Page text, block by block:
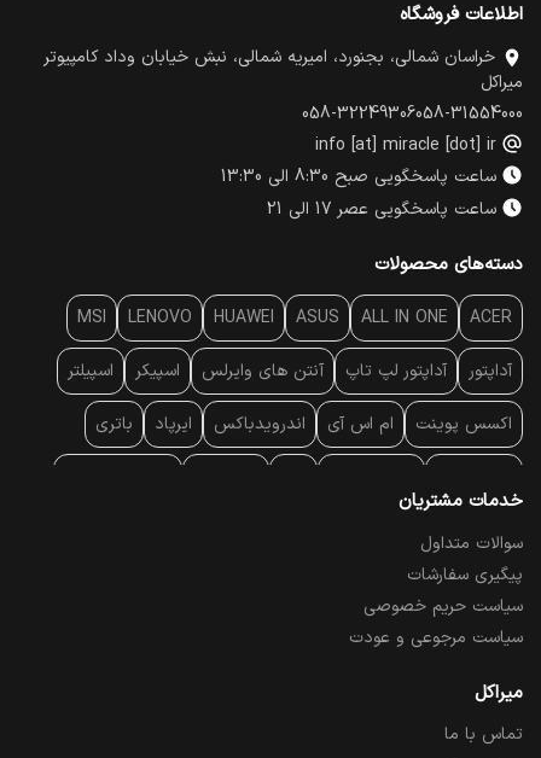
اطلاعات فروشگاه
خراسان شمالی، بجنورد، امیریه شمالی، نبش خیابان وداد کامپیوتر
میراکل
058-31554000
058-32249306
info [at] miracle [dot] ir
ساعت پاسخگویی صبح 8:30 الی 13:30
ساعت پاسخگویی عصر 17 الی 21
دسته‌های محصولات
ACER
ALL IN ONE
ASUS
HUAWEI
LENOVO
MSI
آداپتور آداپتور لپ تاپ آنتن‌ های وایرلس اسپیکر اسپیلتر
اکسس پوینت ام اس آی اندرویدباکس ایرپاد باتری
پایه سقفی
پرده نمایش
تبلت و موبایل تجهیزات پسیو شبکه
تلویزیون
درایو نوری
خدمات مشتریان
سوالات متداول
پیگیری سفارشات
سیاست حریم خصوصی
سیاست مرجوعی و عودت
میراکل
تماس با ما